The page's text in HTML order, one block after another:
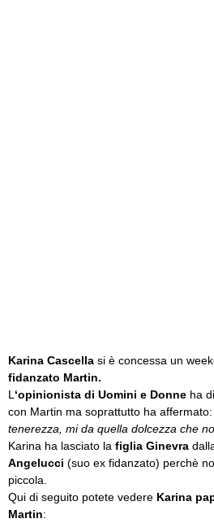
Karina Cascella si è concessa un
fidanzato Martin.
L ‘opinionista di Uomini e Donne ha
con Martin ma soprattutto ha affermato:
tenerezza, mi da quella dolcezza che
Karina ha lasciato la figlia Ginevra
Angelucci (suo ex fidanzato) perchè
piccola.
Qui di seguito potete vedere Karina
Martin: